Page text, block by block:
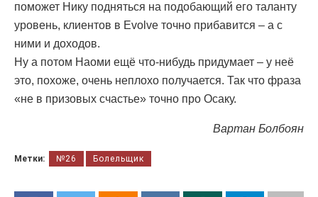
поможет Нику подняться на подобающий его таланту
уровень, клиентов в Evolve точно прибавится – а с
ними и доходов.
Ну а потом Наоми ещё что-нибудь придумает – у неё
это, похоже, очень неплохо получается. Так что фраза
«не в призовых счастье» точно про Осаку.
Вартан Болбоян
Метки: №26 Болельщик